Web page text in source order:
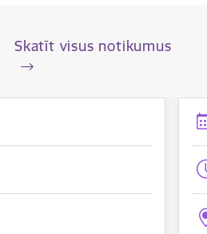
Skatīt visus notikumus